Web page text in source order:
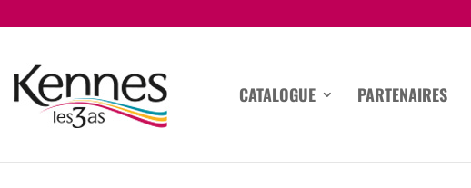
CATALOGUE PARTENAIRES